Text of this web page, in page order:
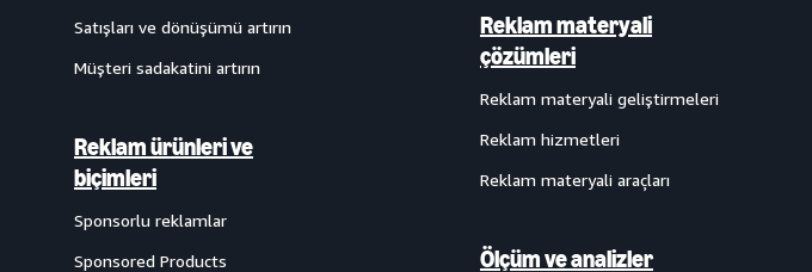
Satışları ve dönüşümü artırın
Müşteri sadakatini artırın
Reklam ürünleri ve
biçimleri
Sponsorlu reklamlar
Sponsored Products
Reklam materyali
çözümleri
Reklam materyali geliştirmeleri
Reklam hizmetleri
Reklam materyali araçları
Ölçüm ve analizler